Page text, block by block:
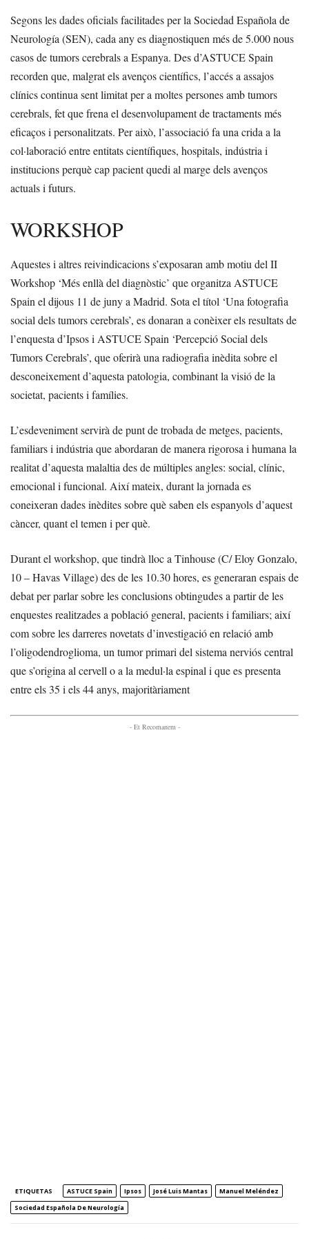
Segons les dades oficials facilitades per la Sociedad Española de
Neurología (SEN), cada any es diagnostiquen més de 5.000 nous
casos de tumors cerebrals a Espanya. Des d’ASTUCE Spain
recorden que, malgrat els avenços científics, l’accés a assajos
clínics continua sent limitat per a moltes persones amb tumors
cerebrals, fet que frena el desenvolupament de tractaments més
eficaços i personalitzats. Per això, l’associació fa una crida a la
col·laboració entre entitats científiques, hospitals, indústria i
institucions perquè cap pacient quedi al marge dels avenços
actuals i futurs.
WORKSHOP
Aquestes i altres reivindicacions s’exposaran amb motiu del II
Workshop ‘Més enllà del diagnòstic’ que organitza ASTUCE
Spain el dijous 11 de juny a Madrid. Sota el títol ‘Una fotografia
social dels tumors cerebrals’, es donaran a conèixer els resultats de
l’enquesta d’Ipsos i ASTUCE Spain ‘Percepció Social dels
Tumors Cerebrals’, que oferirà una radiografia inèdita sobre el
desconeixement d’aquesta patologia, combinant la visió de la
societat, pacients i famílies.
L’esdeveniment servirà de punt de trobada de metges, pacients,
familiars i indústria que abordaran de manera rigorosa i humana la
realitat d’aquesta malaltia des de múltiples angles: social, clínic,
emocional i funcional. Així mateix, durant la jornada es
coneixeran dades inèdites sobre què saben els espanyols d’aquest
càncer, quant el temen i per què.
Durant el workshop, que tindrà lloc a Tinhouse (C/ Eloy Gonzalo,
10 – Havas Village) des de les 10.30 hores, es generaran espais de
debat per parlar sobre les conclusions obtingudes a partir de les
enquestes realitzades a població general, pacients i familiars; així
com sobre les darreres novetats d’investigació en relació amb
l’oligodendroglioma, un tumor primari del sistema nerviós central
que s’origina al cervell o a la medul·la espinal i que es presenta
entre els 35 i els 44 anys, majoritàriament
- Et Recomanem -
ETIQUETAS ASTUCE Spain Ipsos José Luis Mantas
Manuel Meléndez
Sociedad Española De Neurología